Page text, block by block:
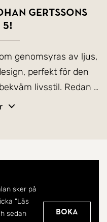
Gertssons
genomsyras av ljus,
perfekt för den
livsstil. Redan i
du av en känsla av
mellan kök och
för den som älskar att
sker på
"Läs
sedan
Boka